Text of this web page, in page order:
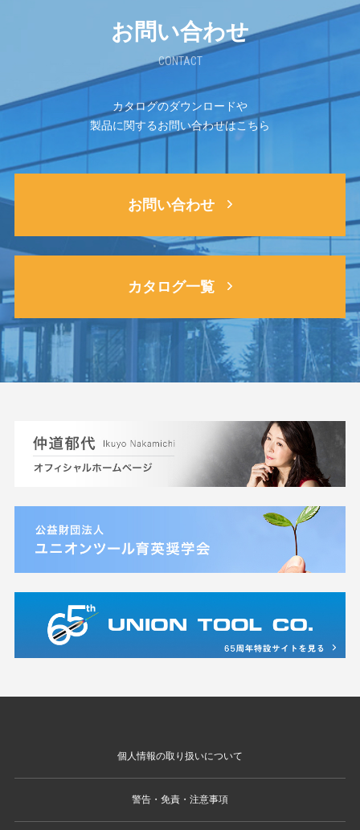
お問い合わせ
CONTACT
カタログのダウンロードや
製品に関するお問い合わせはこちら
お問い合わせ
カタログ一覧
個人情報の取り扱いについて
警告・免責・注意事項